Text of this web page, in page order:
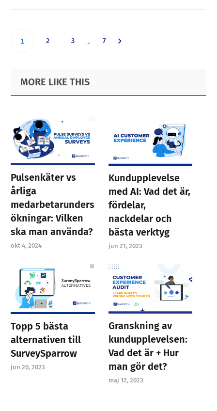
Go
page
1 Go
page
2 Go
page
3
pages
… Go
7
Primary
Sidebar
Footer
MORE LIKE THIS
Pulsenkäter vs
årliga
medarbetarunders
ökningar: Vilken
ska man använda?
okt 4, 2024
Kundupplevelse
med AI: Vad det är,
fördelar,
nackdelar och
bästa verktyg
jun 21, 2023
Topp 5 bästa
alternativen till
SurveySparrow
jun 20, 2023
Granskning av
kundupplevelsen:
Vad det är + Hur
man gör det?
maj 12, 2023